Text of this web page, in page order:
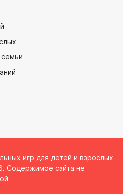
игр для детей и взрослых
Содержимое сайта не